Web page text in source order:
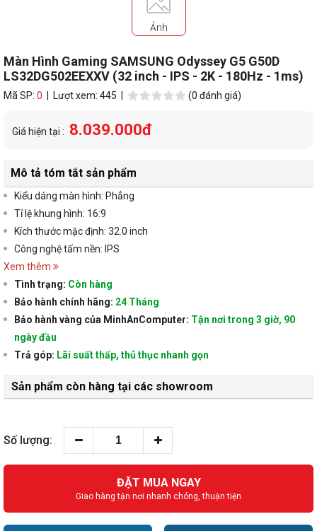
Ảnh
Màn Hình Gaming SAMSUNG Odyssey G5 G50D
LS32DG502EEXXV (32 inch - IPS - 2K - 180Hz - 1ms)
Mã SP: 0 | Lượt xem: 445 | (0 đánh giá)
Giá hiện tại : 8.039.000đ
Mô tả tóm tắt sản phẩm
Kiểu dáng màn hình: Phẳng
Tỉ lệ khung hình: 16:9
Kích thước mặc định: 32.0 inch
Công nghệ tấm nền: IPS
Xem thêm
Tình trạng: Còn hàng
Bảo hành chính hãng: 24 Tháng
Bảo hành vàng của MinhAnComputer: Tận nơi trong 3 giờ, 90
ngày đầu
Trả góp: Lãi suất thấp, thủ thục nhanh gọn
Sản phẩm còn hàng tại các showroom
Số lượng:
ĐẶT MUA NGAY
Giao hàng tận nơi nhanh chóng, thuận tiện